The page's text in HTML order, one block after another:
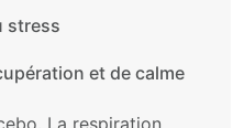
stress
et de calme